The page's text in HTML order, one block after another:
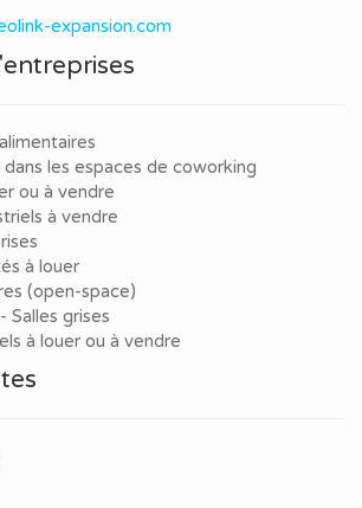
expansion.com
les espaces de coworking
ou à vendre
à vendre
à louer
(open-space)
Salles grises
à louer ou à vendre